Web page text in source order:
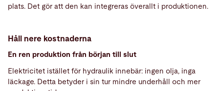
plats. Det gör att den kan integreras överallt i produktionen.
Håll nere kostnaderna
En ren produktion från början till slut
Elektricitet istället för hydraulik innebär: ingen olja, inga
läckage. Detta betyder i sin tur mindre underhåll och mer